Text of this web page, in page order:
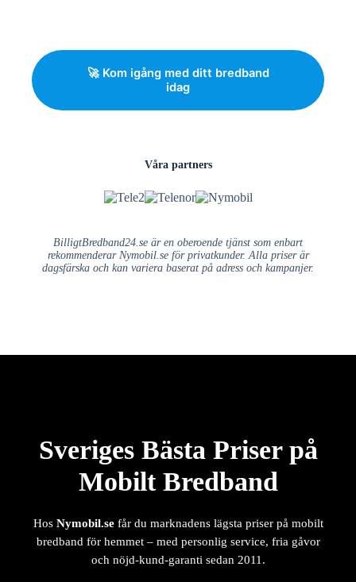
🚀 Kom igång med ditt bredband
idag
Våra partners
BilligtBredband24.se är en oberoende tjänst som enbart
rekommenderar Nymobil.se för privatkunder. Alla priser är
dagsfärska och kan variera baserat på adress och kampanjer.
Sveriges Bästa Priser på
Mobilt Bredband
Hos Nymobil.sefår du marknadens lägsta priser på mobilt
bredband för hemmet – med personlig service, fria gåvor
och nöjd-kund-garanti sedan 2011.